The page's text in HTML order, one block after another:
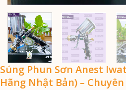
Súng Phun Sơn Anest
Hãng Nhật Bản) –